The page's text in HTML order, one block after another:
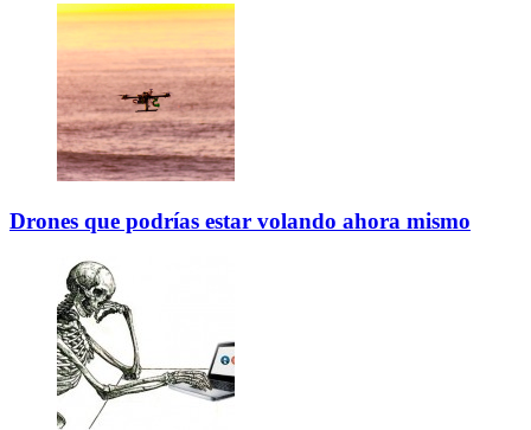
Drones que podrías estar volando ahora mismo